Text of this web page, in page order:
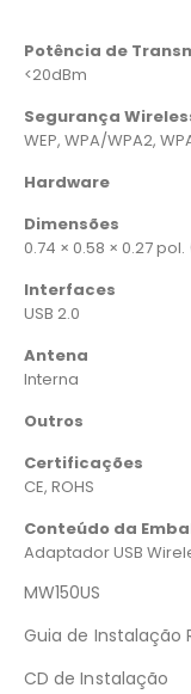
Potência de
<20dBm
Segurança
WEP, WPA/WPA2,
Hardware
Dimensões
0.74 × 0.58 × 0.27 pol.
Interfaces
USB 2.0
Antena
Interna
Outros
Certificações
CE, ROHS
Conteúdo da
Adaptador USB
MW150US
Guia de Instalação
CD de Instalação